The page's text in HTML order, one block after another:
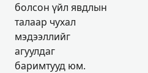
болсон үйл явдлын
талаар чухал
мэдээллийг
агуулдаг
баримтууд юм.